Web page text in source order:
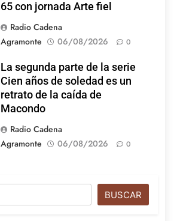
65 con jornada Arte fiel
Radio Cadena
Agramonte
06/08/2026 0
La segunda parte de la serie
Cien años de soledad es un
retrato de la caída de
Macondo
Radio Cadena
Agramonte
06/08/2026 0
BUSCAR